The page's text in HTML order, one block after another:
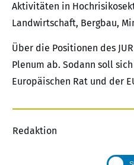
Aktivitäten in
Landwirtschaft, Bergbau,
Über die Positionen des
Plenum ab. Sodann soll
Europäischen Rat und der
Redaktion